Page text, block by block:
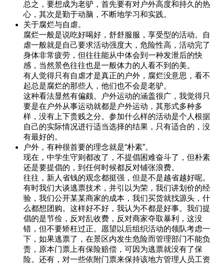
总之，要想成为老驴，首先要有对户外高度和持久的热
心，其次是勤于动脑，不断地学习和实践。
关于腐烂与自虐。
腐烂一般是说吃好喝好，舒舒服服，享受型的活动。自
虐一般就是自己要求活动强度大，危险性高，活动完了
身体非常疲劳，但往往能从中体会到一种发泄后的快
感，当然景色往往也是一般体力的人看不到的美。
有人觉得只有自虐才是真正的户外，腐烂没意思，看不
起总是腐烂的那些人，他们也不会是老驴。
这种看法显然有偏颇。户外运动的涵盖很广，我觉得只
要是在户外从事运动就都是户外运动，其形式多种多
样，没有上下贵贱之分。参加什么样的活动是个人根据
自己的实际情况进行适当选择的结果，只有适合的，没
有最好的。
户外，有种很首要的理念就是“朴素”。
现在，中学生守则都改了，不提倡困难奋斗了，但朴素
还是要提倡的，到任何时候都反对铺张浪费。
往往，新人省钱的观念都挺强，但是不是越省越好呢。
有时我们大谈逃票技术，并引以为荣，我们讲划价的经
验，我们公开某某商家的成本，我们买货就找源头，什
么都想团购。这样好不好，我认为不都是好事。我们提
倡的是节俭，反对乱收费，反对商家夺取暴利，这没
错，但不要矫枉过正。愿望以后组织活动的领队考虑一
下，如果逃票了，在景区内发生危险而管理部门不能负
责，原本门票上有保险赔偿，可因为逃票就没有了保
险。还有，对一些依附门票来保持该地方管理人员工资